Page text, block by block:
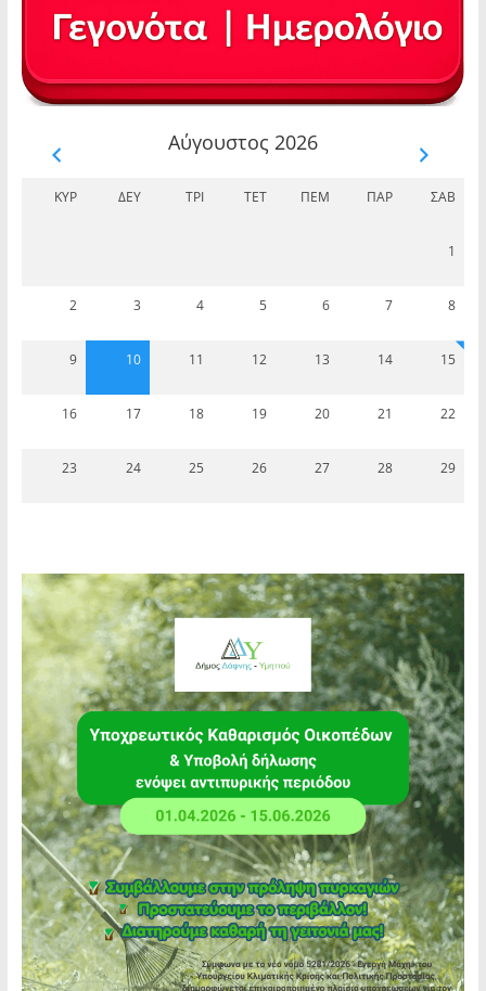
Αύγουστος 2026
ΚΥΡ ΔΕΥ ΤΡΊ ΤΕΤ ΠΈΜ ΠΑΡ ΣΆΒ
1
2 3 4 5 6 7 8
9 10 11 12 13 14 15
16 17 18 19 20 21 22
23 24 25 26 27 28 29